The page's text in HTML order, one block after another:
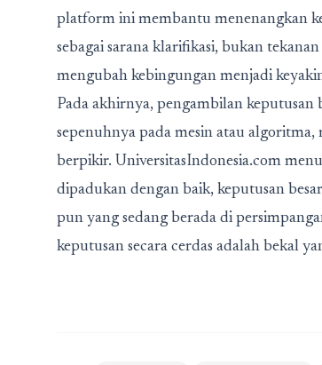
platform ini membantu menenangkan
sebagai sarana klarifikasi, bukan
mengubah kebingungan menjadi
Pada akhirnya, pengambilan
sepenuhnya pada mesin atau
berpikir. UniversitasIndonesia.com
dipadukan dengan baik, keputusan
pun yang sedang berada di
keputusan secara cerdas adalah bekal